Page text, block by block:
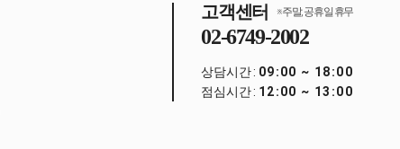
고객센터 ※ 주말, 공휴일 휴무
02-6749-2002
상담시간 : 09:00 ~ 18:00
점심시간 : 12:00 ~ 13:00